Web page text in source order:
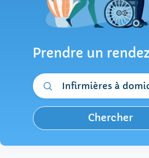
Prendre un
Infirmières à
Chercher